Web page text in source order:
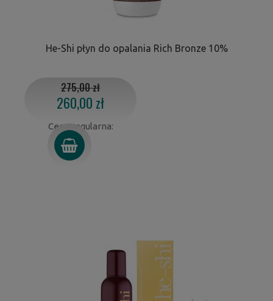
He-Shi płyn do opalania Rich Bronze 10%
260,00 zł
Cena regularna:
275,00 zł